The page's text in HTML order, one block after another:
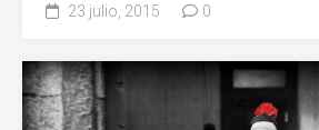
23 julio, 2015 0